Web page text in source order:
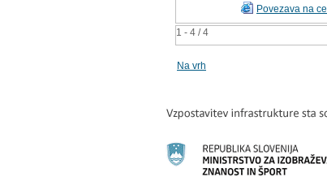
1 - 4 / 4
Povezava na
Na vrh